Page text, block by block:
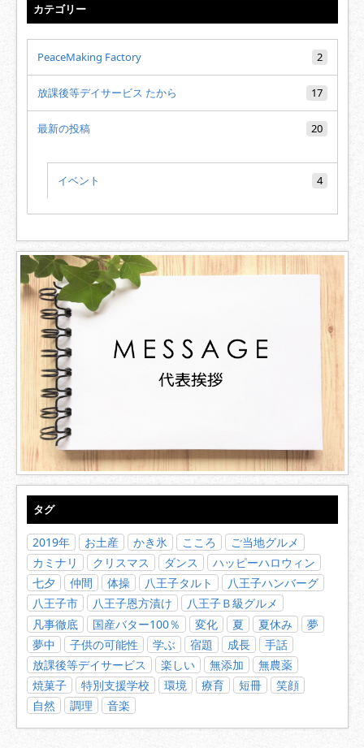
カテゴリー
PeaceMaking Factory 2
放課後等デイサービス たから 17
最新の投稿 20
イベント 4
タグ
2019年 お土産 かき氷 こころ
ご当地グルメ
カミナリ
クリスマス ダンス
ハッピーハロウィン
七夕
仲間 体操 八王子タルト
八王子ハンバーグ
八王子市
八王子恩方漬け
八王子Ｂ級グルメ
凡事徹底
国産バター100％ 変化 夏 夏休み
夢
夢中
子供の可能性 学ぶ 宿題 成長
手話
放課後等デイサービス
楽しい 無添加
無農薬
焼菓子
特別支援学校 環境 療育 短冊
笑顔
自然
調理 音楽